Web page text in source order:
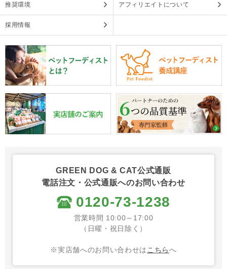
推奨環境 アフィリエイトについて
採用情報
GREEN DOG & CAT公式通販
電話注文・公式通販へのお問い合わせ
0120-73-1238
営業時間 10:00～17:00
（日曜・祝日除く）
※実店舗へのお問い合わせは こちらへ